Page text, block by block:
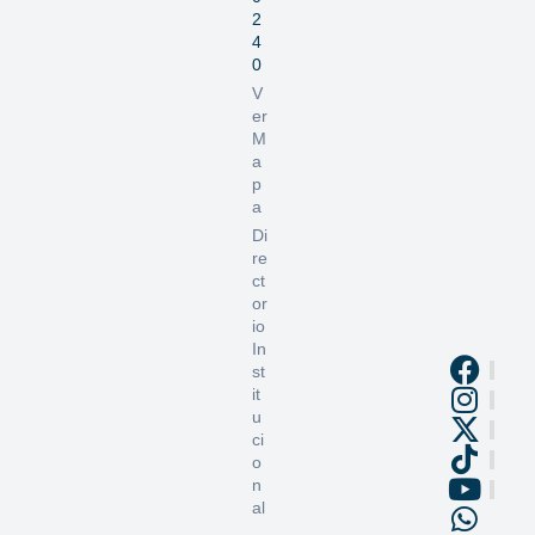
2
4
0
V
er
M
a
p
a
Di
re
ct
or
io
In
st
it
u
ci
o
n
al